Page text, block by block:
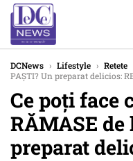
DCNews › Lifestyle › Retete
PAȘTI? Un preparat delicios:
Ce poți face
RĂMASE de
preparat